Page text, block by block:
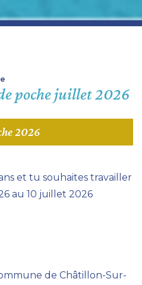
poche juillet 2026
2026
et tu souhaites travailler
au 10 juillet 2026
de Châtillon-Sur-